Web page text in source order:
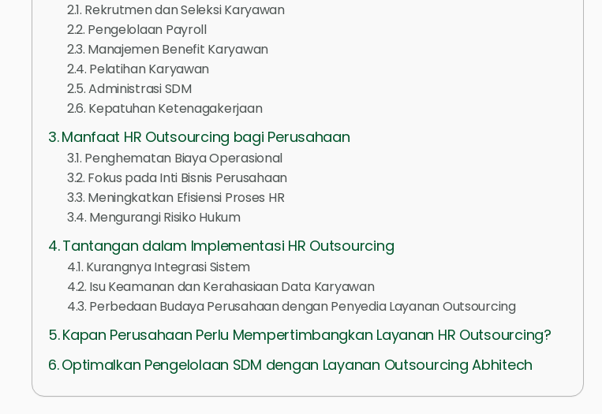
Rekrutmen dan Seleksi Karyawan
Pengelolaan Payroll
Manajemen Benefit Karyawan
Pelatihan Karyawan
Administrasi SDM
Kepatuhan Ketenagakerjaan
Manfaat HR Outsourcing bagi Perusahaan
Penghematan Biaya Operasional
Fokus pada Inti Bisnis Perusahaan
Meningkatkan Efisiensi Proses HR
Mengurangi Risiko Hukum
Tantangan dalam Implementasi HR Outsourcing
Kurangnya Integrasi Sistem
Isu Keamanan dan Kerahasiaan Data Karyawan
Perbedaan Budaya Perusahaan dengan Penyedia Layanan Outsourcing
Kapan Perusahaan Perlu Mempertimbangkan Layanan HR Outsourcing?
Optimalkan Pengelolaan SDM dengan Layanan Outsourcing Abhitech